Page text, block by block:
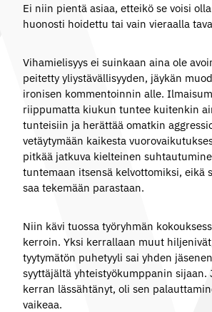
Ei niin pientä asiaa, etteikö se voisi
huonosti hoidettu tai vain vieraalla
Vihamielisyys ei suinkaan aina ole
peitetty yliystävällisyyden, jäykän
ironisen kommentoinnin alle.
riippumatta kiukun tuntee kuitenkin
tunteisiin ja herättää omatkin
vetäytymään kaikesta
pitkää jatkuva kielteinen
tuntemaan itsensä kelvottomiksi, eikä
saa tekemään parastaan.
Niin kävi tuossa työryhmän
kerroin. Yksi kerrallaan muut
tyytymätön puhetyyli sai yhden
syyttäjältä yhteistyökumppanin sijaan.
kerran lässähtänyt, oli sen
vaikeaa.